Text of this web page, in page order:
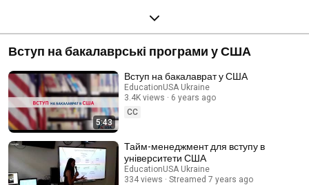
Вступ на бакалаврські програми у США
5:43
Вступ на бакалаврат у США
EducationUSA Ukraine
3.4K views
6 years ago
CC
Тайм-менеджмент для вступу в
університети США
EducationUSA Ukraine
334 views
Streamed 7 years ago